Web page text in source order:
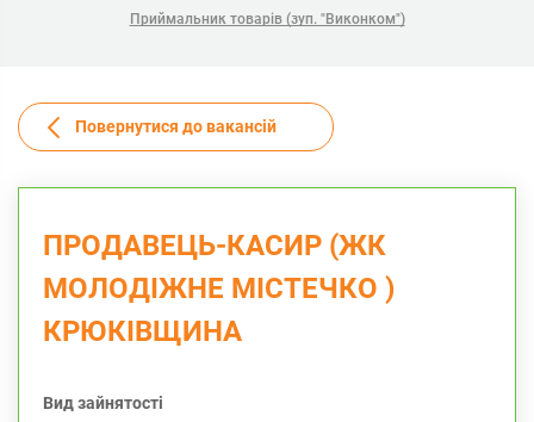
Приймальник товарів (зуп. "Виконком")
Повернутися до вакансій
ПРОДАВЕЦЬ-КАСИР (ЖК
МОЛОДІЖНЕ МІСТЕЧКО )
КРЮКІВЩИНА
Вид зайнятості